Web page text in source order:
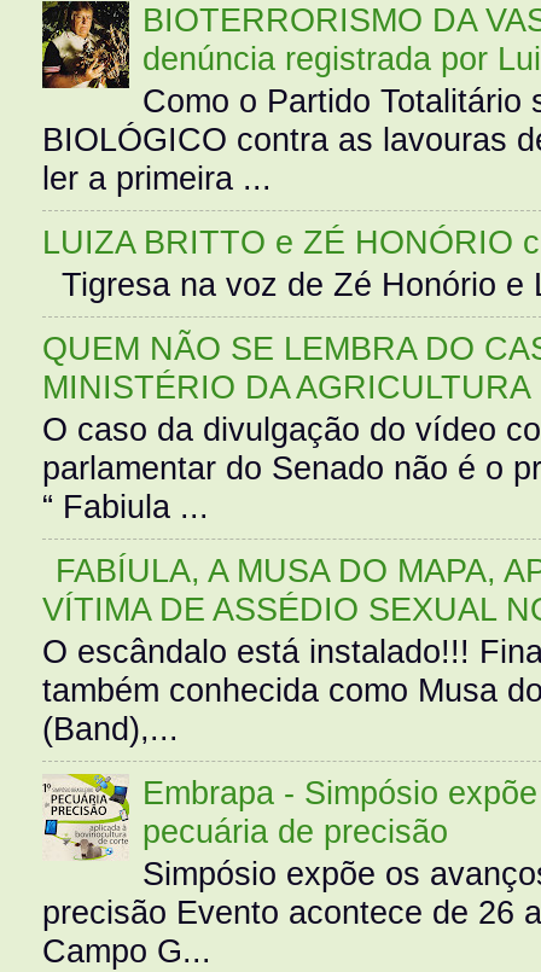
BIOTERRORISMO DA
denúncia registrada por
Como o Partido Totalitário
BIOLÓGICO contra as lavouras
ler a primeira ...
LUIZA BRITTO e ZÉ HONÓRIO
Tigresa na voz de Zé Honório
QUEM NÃO SE LEMBRA DO
MINISTÉRIO DA AGRICULTURA
O caso da divulgação do vídeo
parlamentar do Senado não é o
“ Fabiula ...
FABÍULA, A MUSA DO MAPA,
VÍTIMA DE ASSÉDIO SEXUAL
O escândalo está instalado!!!
também conhecida como Musa
(Band),...
Embrapa - Simpósio
pecuária de precisão
Simpósio expõe os
precisão Evento acontece de 26
Campo G...